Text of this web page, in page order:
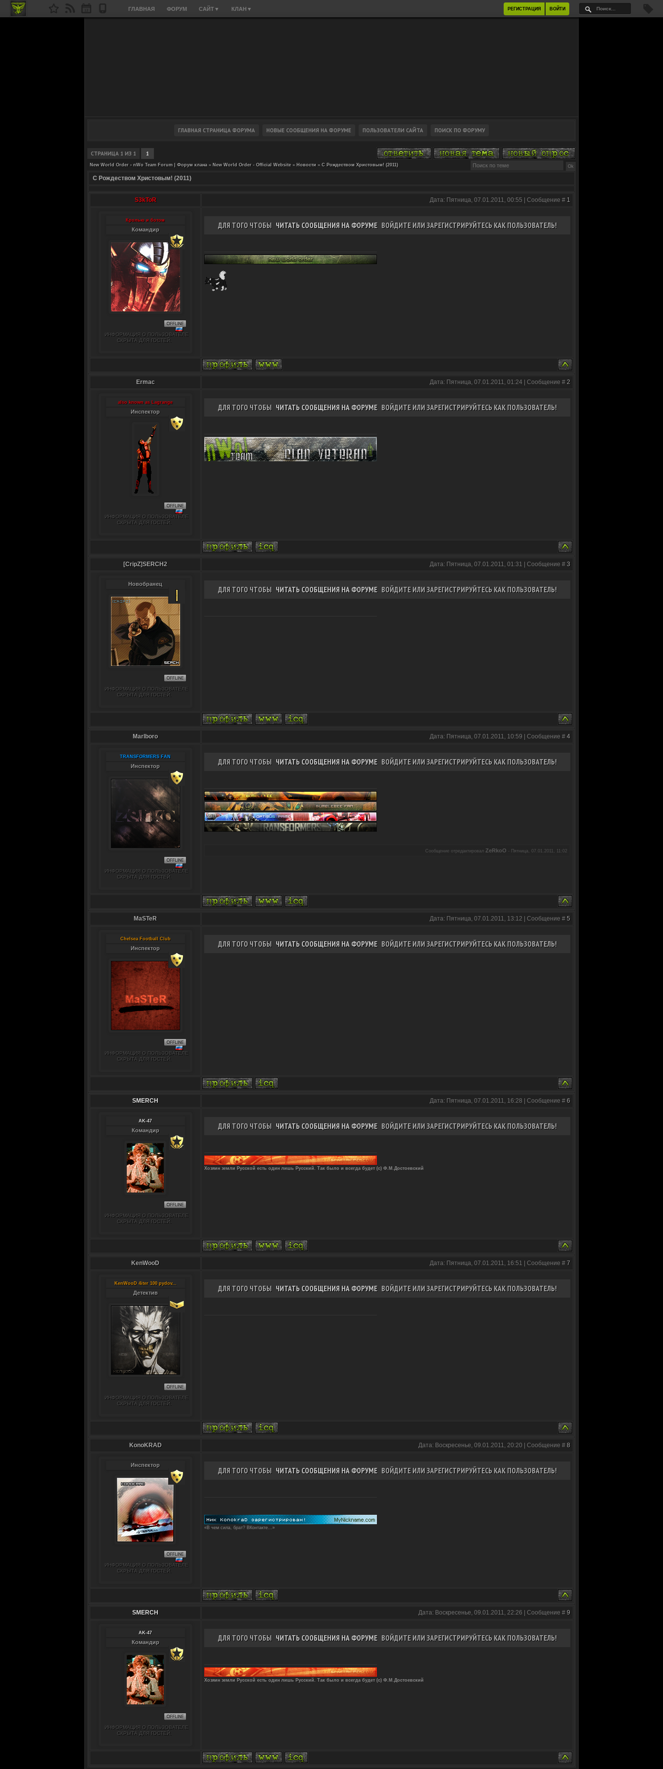
ГЛАВНАЯ ФОРУМ САЙТ▼ КЛАН ▼ РЕГИСТРАЦИЯ ВОЙТИ
СТРАНИЦА 1 ИЗ 1 1
New World Order › nWo Team Forum | Форум клана » New World Order - Official Website » Новости » С Рождеством Христовым! (2011)
С Рождеством Христовым! (2011)
S3kToR Дата: Пятница, 07.01.2011, 00:55 | Сообщение # 1
Кролью и ботом
Командир
ИНФОРМАЦИЯ О ПОЛЬЗОВАТЕЛЕ
СКРЫТА ДЛЯ ГОСТЕЙ.
ДЛЯ ТОГО ЧТОБЫ ЧИТАТЬ СООБЩЕНИЯ НА ФОРУМЕ ВОЙДИТЕ ИЛИ ЗАРЕГИСТРИРУЙТЕСЬ КАК ПОЛЬЗОВАТЕЛЬ!
Ermac Дата: Пятница, 07.01.2011, 01:24 | Сообщение # 2
also known as Lagrange
Инспектор
ИНФОРМАЦИЯ О ПОЛЬЗОВАТЕЛЕ
СКРЫТА ДЛЯ ГОСТЕЙ.
ДЛЯ ТОГО ЧТОБЫ ЧИТАТЬ СООБЩЕНИЯ НА ФОРУМЕ ВОЙДИТЕ ИЛИ ЗАРЕГИСТРИРУЙТЕСЬ КАК ПОЛЬЗОВАТЕЛЬ!
[CripZ]SERCH2 Дата: Пятница, 07.01.2011, 01:31 | Сообщение # 3
Новобранец
ИНФОРМАЦИЯ О ПОЛЬЗОВАТЕЛЕ
СКРЫТА ДЛЯ ГОСТЕЙ.
ДЛЯ ТОГО ЧТОБЫ ЧИТАТЬ СООБЩЕНИЯ НА ФОРУМЕ ВОЙДИТЕ ИЛИ ЗАРЕГИСТРИРУЙТЕСЬ КАК ПОЛЬЗОВАТЕЛЬ!
Marlboro Дата: Пятница, 07.01.2011, 10:59 | Сообщение # 4
TRANSFORMERS FAN
Инспектор
ИНФОРМАЦИЯ О ПОЛЬЗОВАТЕЛЕ
СКРЫТА ДЛЯ ГОСТЕЙ.
ДЛЯ ТОГО ЧТОБЫ ЧИТАТЬ СООБЩЕНИЯ НА ФОРУМЕ ВОЙДИТЕ ИЛИ ЗАРЕГИСТРИРУЙТЕСЬ КАК ПОЛЬЗОВАТЕЛЬ!
Сообщение отредактировал ZeRkoO - Пятница, 07.01.2011, 11:02
MaSTeR Дата: Пятница, 07.01.2011, 13:12 | Сообщение # 5
Chelsea Football Club
Инспектор
ИНФОРМАЦИЯ О ПОЛЬЗОВАТЕЛЕ
СКРЫТА ДЛЯ ГОСТЕЙ.
ДЛЯ ТОГО ЧТОБЫ ЧИТАТЬ СООБЩЕНИЯ НА ФОРУМЕ ВОЙДИТЕ ИЛИ ЗАРЕГИСТРИРУЙТЕСЬ КАК ПОЛЬЗОВАТЕЛЬ!
SMERCH Дата: Пятница, 07.01.2011, 16:28 | Сообщение # 6
AK-47
Командир
ИНФОРМАЦИЯ О ПОЛЬЗОВАТЕЛЕ
СКРЫТА ДЛЯ ГОСТЕЙ.
ДЛЯ ТОГО ЧТОБЫ ЧИТАТЬ СООБЩЕНИЯ НА ФОРУМЕ ВОЙДИТЕ ИЛИ ЗАРЕГИСТРИРУЙТЕСЬ КАК ПОЛЬЗОВАТЕЛЬ!
Хозяин земли Русской есть один лишь Русский. Так было и всегда будет (с) Ф.М.Достоевский
KenWooD Дата: Пятница, 07.01.2011, 16:51 | Сообщение # 7
KenWooD 4iter 100 pydov...
Детектив
ИНФОРМАЦИЯ О ПОЛЬЗОВАТЕЛЕ
СКРЫТА ДЛЯ ГОСТЕЙ.
ДЛЯ ТОГО ЧТОБЫ ЧИТАТЬ СООБЩЕНИЯ НА ФОРУМЕ ВОЙДИТЕ ИЛИ ЗАРЕГИСТРИРУЙТЕСЬ КАК ПОЛЬЗОВАТЕЛЬ!
KonoKRAD Дата: Воскресенье, 09.01.2011, 20:20 | Сообщение # 8
Инспектор
ИНФОРМАЦИЯ О ПОЛЬЗОВАТЕЛЕ
СКРЫТА ДЛЯ ГОСТЕЙ.
ДЛЯ ТОГО ЧТОБЫ ЧИТАТЬ СООБЩЕНИЯ НА ФОРУМЕ ВОЙДИТЕ ИЛИ ЗАРЕГИСТРИРУЙТЕСЬ КАК ПОЛЬЗОВАТЕЛЬ!
«В чем сила, брат? ВКонтакте...»
SMERCH Дата: Воскресенье, 09.01.2011, 22:26 | Сообщение # 9
AK-47
Командир
ИНФОРМАЦИЯ О ПОЛЬЗОВАТЕЛЕ
СКРЫТА ДЛЯ ГОСТЕЙ.
ДЛЯ ТОГО ЧТОБЫ ЧИТАТЬ СООБЩЕНИЯ НА ФОРУМЕ ВОЙДИТЕ ИЛИ ЗАРЕГИСТРИРУЙТЕСЬ КАК ПОЛЬЗОВАТЕЛЬ!
Хозяин земли Русской есть один лишь Русский. Так было и всегда будет (с) Ф.М.Достоевский